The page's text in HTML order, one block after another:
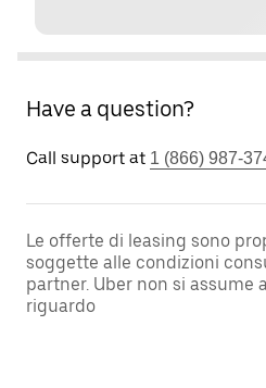
Have a question?
Call support at 1 (866) 987-
Le offerte di leasing sono
soggette alle condizioni
partner. Uber non si assume
riguardo